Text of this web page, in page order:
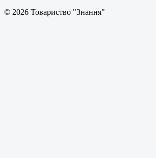
© 2026 Товариство "Знання"